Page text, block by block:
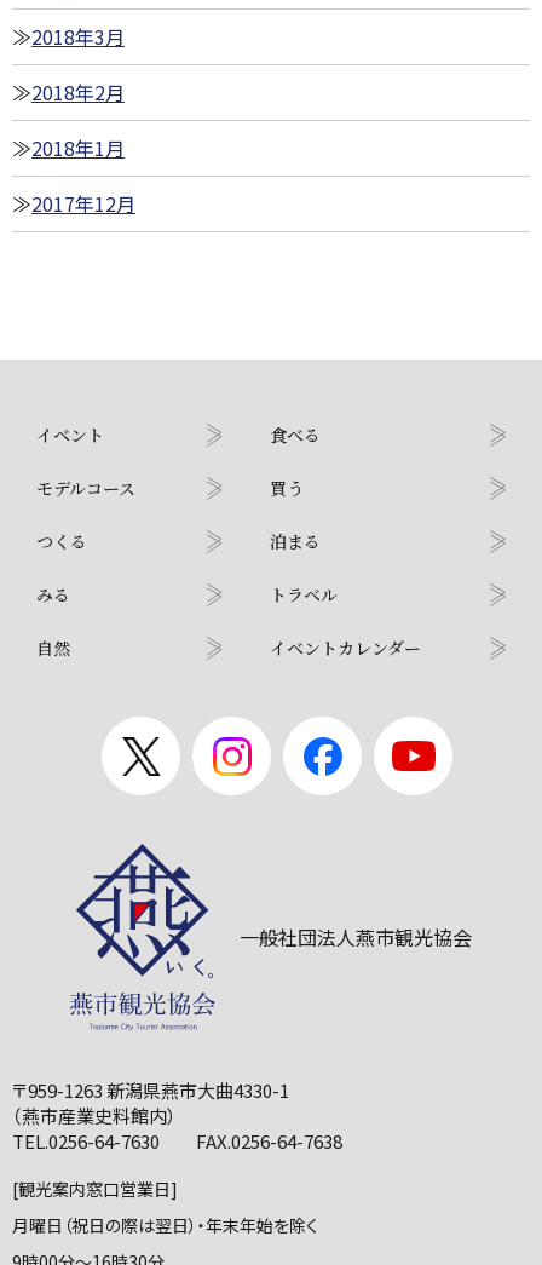
2018年3月
2018年2月
2018年1月
2017年12月
イベント
モデルコース
つくる
みる
自然
食べる
買う
泊まる
トラベル
イベントカレンダー
一般社団法人燕市観光協会
〒959-1263 新潟県燕市大曲4330-1
（燕市産業史料館内）
TEL.0256-64-7630 FAX.0256-64-7638
[観光案内窓口営業日]
月曜日（祝日の際は翌日）・年末年始を除く